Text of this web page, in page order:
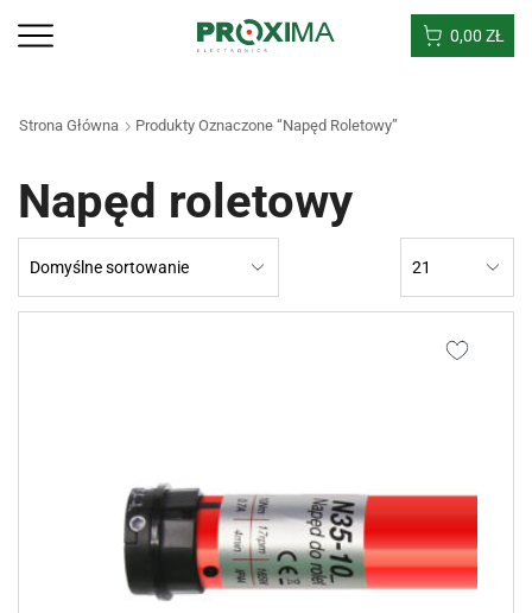
0,00 ZŁ
Strona Główna Produkty Oznaczone “Napęd Roletowy”
Napęd roletowy